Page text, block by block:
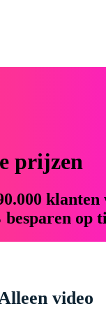
prijzen
op
video